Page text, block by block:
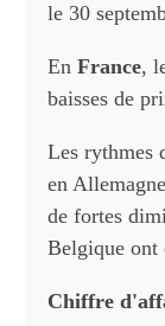
le 30
En France,
baisses de
Les rythmes
en
de fortes
Belgique ont
Chiffre